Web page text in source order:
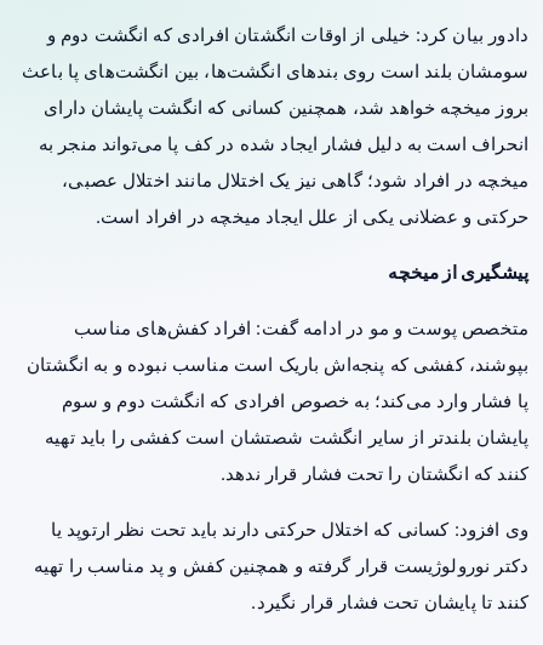
دادور بیان کرد: خیلی از اوقات انگشتان افرادی که انگشت دوم و
سومشان بلند است روی بندهای انگشت‌ها، بین انگشت‌های پا باعث
بروز میخچه خواهد شد، همچنین کسانی که انگشت پایشان دارای
انحراف است به دلیل فشار ایجاد شده در کف پا می‌تواند منجر به
میخچه در افراد شود؛ گاهی نیز یک اختلال مانند اختلال عصبی،
حرکتی و عضلانی یکی از علل ایجاد میخچه در افراد است.
پیشگیری از میخچه
متخصص پوست و مو در ادامه گفت: افراد کفش‌های مناسب
بپوشند، کفشی که پنجه‌اش باریک است مناسب نبوده و به انگشتان
پا فشار وارد می‌کند؛ به خصوص افرادی که انگشت دوم و سوم
پایشان بلندتر از سایر انگشت شصتشان است کفشی را باید تهیه
کنند که انگشتان را تحت فشار قرار ندهد.
وی افزود: کسانی که اختلال حرکتی دارند باید تحت نظر ارتوپد یا
دکتر نورولوژیست قرار گرفته و همچنین کفش و پد مناسب را تهیه
کنند تا پایشان تحت فشار قرار نگیرد.